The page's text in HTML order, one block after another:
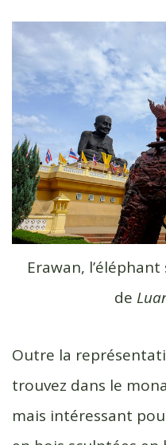
Erawan,
de
Outre la
trouvez dans le
mais intéressant